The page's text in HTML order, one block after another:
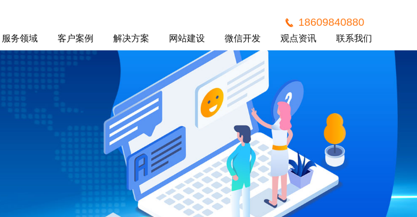
服务领域 客户案例 解决方案 网站建设 微信开发 观点资讯 联系我们
18609840880